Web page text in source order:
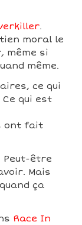
.
moral le
même si
même.
ce qui
qui est
ont fait
Peut-être
Mais
ça
Race In